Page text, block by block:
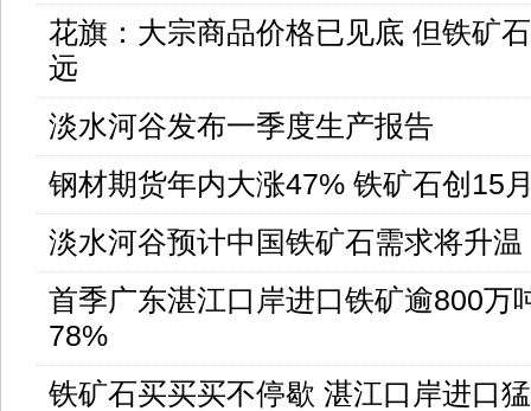
花旗：大宗商品价格已见底 但铁矿
远
淡水河谷发布一季度生产报告
钢材期货年内大涨47% 铁矿石创15
淡水河谷预计中国铁矿石需求将升温
首季广东湛江口岸进口铁矿逾800万
78%
铁矿石买买买不停歇 湛江口岸进口